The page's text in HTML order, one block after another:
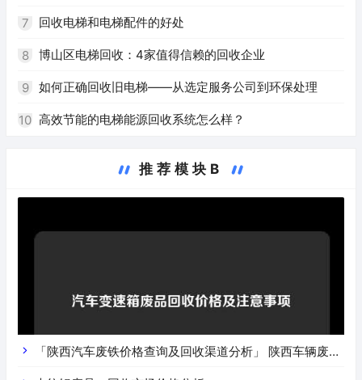
7 回收电梯和电梯配件的好处
8 博山区电梯回收：4家值得信赖的回收企业
9 如何正确回收旧电梯——从选定服务公司到环保处理
10 高效节能的电梯能源回收系统怎么样？
推荐模块B
「陕西汽车废铁价格查询及回收渠道分析」 陕西车辆废铁